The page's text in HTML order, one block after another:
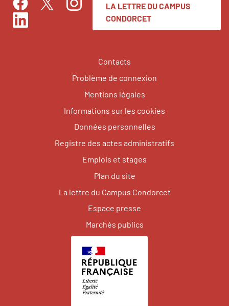
FacebookTwitterInstagram
LinkedIn
LA LETTRE DU CAMPUS
CONDORCET
Contacts
Problème de connexion
Mentions légales
Informations sur les cookies
Données personnelles
Registre des actes administratifs
Emplois et stages
Plan du site
La lettre du Campus Condorcet
Espace presse
Marchés publics